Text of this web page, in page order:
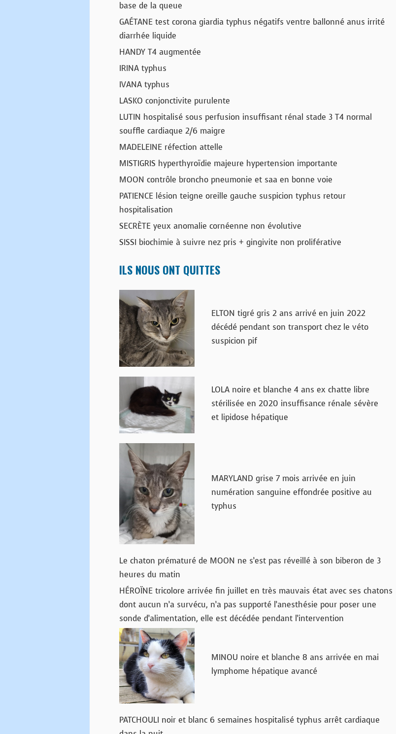
base de la queue
GAÉTANE test corona giardia typhus négatifs ventre ballonné anus irrité
diarrhée liquide
HANDY T4 augmentée
IRINA typhus
IVANA typhus
LASKO conjonctivite purulente
LUTIN hospitalisé sous perfusion insuffisant rénal stade 3 T4 normal
souffle cardiaque 2/6 maigre
MADELEINE réfection attelle
MISTIGRIS hyperthyroïdie majeure hypertension importante
MOON contrôle broncho pneumonie et saa en bonne voie
PATIENCE lésion teigne oreille gauche suspicion typhus retour
hospitalisation
SECRÈTE yeux anomalie cornéenne non évolutive
SISSI biochimie à suivre nez pris + gingivite non proliférative
ILS NOUS ONT QUITTES
ELTON tigré gris 2 ans arrivé en juin 2022
décédé pendant son transport chez le véto
suspicion pif
LOLA noire et blanche 4 ans ex chatte libre
stérilisée en 2020 insuffisance rénale sévère
et lipidose hépatique
MARYLAND grise 7 mois arrivée en juin
numération sanguine effondrée positive au
typhus
Le chaton prématuré de MOON ne s’est pas réveillé à son biberon de 3
heures du matin
HÉROÏNE tricolore arrivée fin juillet en très mauvais état avec ses chatons
dont aucun n’a survécu, n’a pas supporté l’anesthésie pour poser une
sonde d’alimentation, elle est décédée pendant l’intervention
MINOU noire et blanche 8 ans arrivée en mai
lymphome hépatique avancé
PATCHOULI noir et blanc 6 semaines hospitalisé typhus arrêt cardiaque